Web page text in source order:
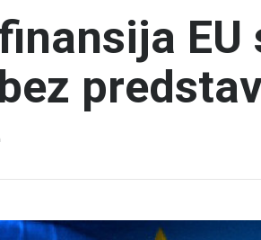
EU